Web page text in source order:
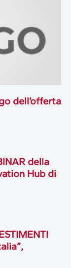
dell’offerta
della
Hub di